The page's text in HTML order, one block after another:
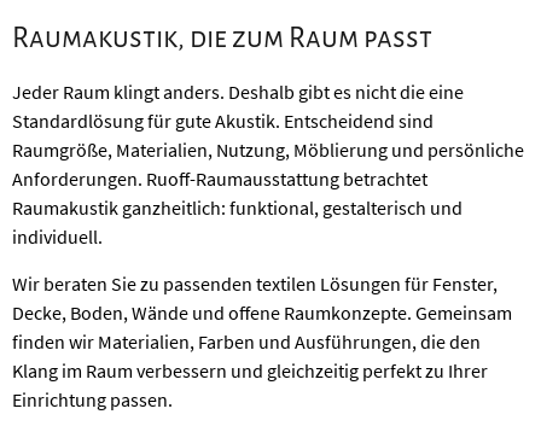
Raumakustik, die zum Raum passt
Jeder Raum klingt anders. Deshalb gibt es nicht die eine
Standardlösung für gute Akustik. Entscheidend sind
Raumgröße, Materialien, Nutzung, Möblierung und persönliche
Anforderungen. Ruoff-Raumausstattung betrachtet
Raumakustik ganzheitlich: funktional, gestalterisch und
individuell.
Wir beraten Sie zu passenden textilen Lösungen für Fenster,
Decke, Boden, Wände und offene Raumkonzepte. Gemeinsam
finden wir Materialien, Farben und Ausführungen, die den
Klang im Raum verbessern und gleichzeitig perfekt zu Ihrer
Einrichtung passen.